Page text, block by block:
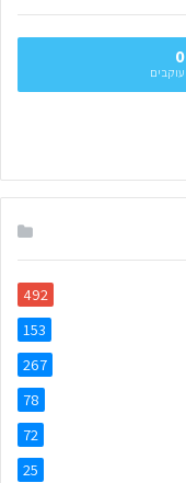
0
עוקבים
492
153
267
78
72
25